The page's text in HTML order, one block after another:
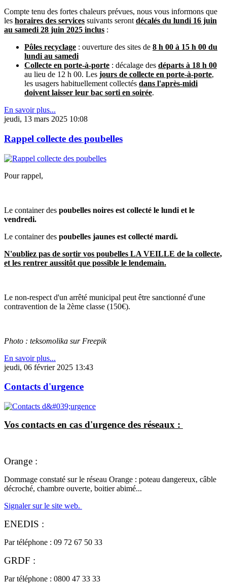
Compte tenu des fortes chaleurs prévues, nous vous informons que
les horaires des services suivants seront décalés du lundi 16 juin
au samedi 28 juin 2025 inclus :
Pôles recyclage : ouverture des sites de 8 h 00 à 15 h 00 du
lundi au samedi
Collecte en porte-à-porte : décalage des départs à 18 h 00
au lieu de 12 h 00. Les jours de collecte en porte-à-porte,
les usagers habituellement collectés dans l'après-midi
doivent laisser leur bac sorti en soirée.
En savoir plus...
jeudi, 13 mars 2025 10:08
Rappel collecte des poubelles
Pour rappel,
Le container des poubelles noires est collecté le lundi et le
vendredi.
Le container des poubelles jaunes est collecté mardi.
N'oubliez pas de sortir vos poubelles LA VEILLE de la collecte,
et les rentrer aussitôt que possible le lendemain.
Le non-respect d'un arrêté municipal peut être sanctionné d'une
contravention de la 2ème classe (150€).
Photo : teksomolika sur Freepik
En savoir plus...
jeudi, 06 février 2025 13:43
Contacts d'urgence
Vos contacts en cas d'urgence des réseaux :
Orange :
Dommage constaté sur le réseau Orange : poteau dangereux, câble
décroché, chambre ouverte, boitier abimé...
Signaler sur le site web.
ENEDIS :
Par téléphone : 09 72 67 50 33
GRDF :
Par téléphone : 0800 47 33 33